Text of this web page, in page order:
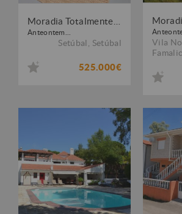
Anteontem...
Setúbal Setúbal
525.000€
Vila